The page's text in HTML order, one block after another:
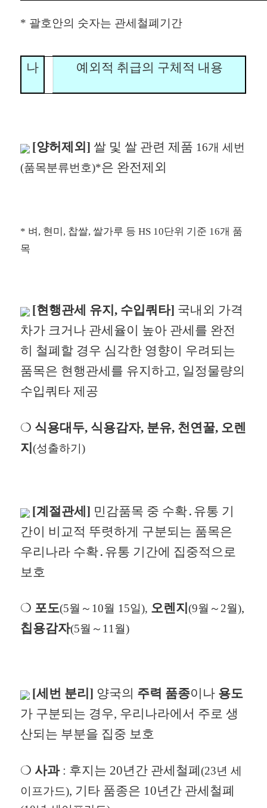
* 괄호안의 숫자는 관세철폐기간
나 예외적 취급의 구체적 내용
[양허제외] 쌀 및 쌀 관련 제품 16개 세번
(품목분류번호)*은 완전제외
* 벼, 현미, 찹쌀, 쌀가루 등 HS 10단위 기준 16개 품
목
[현행관세 유지, 수입쿼타] 국내외 가격
차가 크거나 관세율이 높아 관세를 완전
히 철폐할 경우 심각한 영향이 우려되는
품목은 현행관세를 유지하고, 일정물량의
수입쿼타 제공
❍ 식용대두, 식용감자, 분유, 천연꿀, 오렌
지(성출하기)
[계절관세] 민감품목 중 수확․유통 기
간이 비교적 뚜렷하게 구분되는 품목은
우리나라 수확․유통 기간에 집중적으로
보호
❍ 포도(5월～10월 15일), 오렌지(9월～2월),
칩용감자(5월～11월)
[세번 분리] 양국의 주력 품종이나 용도
가 구분되는 경우, 우리나라에서 주로 생
산되는 부분을 집중 보호
❍사과: 후지는 20년간 관세철폐(23년 세
이프가드), 기타 품종은 10년간 관세철폐